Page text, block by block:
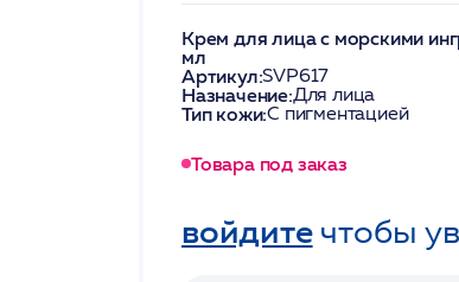
Крем для лица с морскими
мл
Артикул:SVP617
Назначение:Для лица
Тип кожи:С пигментацией
Товара под заказ
войдитечтобы